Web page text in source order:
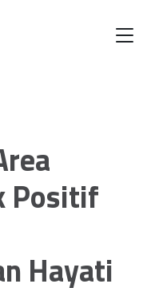
Positif
Hayati